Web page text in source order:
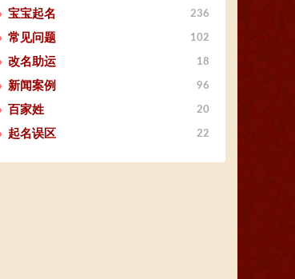
宝宝起名 236
常见问题 102
改名助运 18
新闻案例 96
百家姓 20
起名误区 22